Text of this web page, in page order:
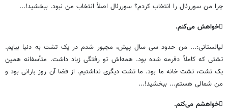
چرا من سوررئال را انتخاب کردم؟ سوررئال اصلاً انتخاب من نبود. ببخشید!...
خواهش میکنم.
لیالستانی:... من حدود سی سال پیش، مجبور شدم در یک تشت به دنیا بیایم.
تشتی که کاملاً دفرمه شده بود. همهاش تو رفتگی زیاد داشت. متأسفانه همین
یک تشت، تشت خانه ما بود. ما تشت دیگری نداشتیم. از قضا آن روز بارانی بود و
من شمالی هستم... ببخشید!...
خواهشم میکنم.